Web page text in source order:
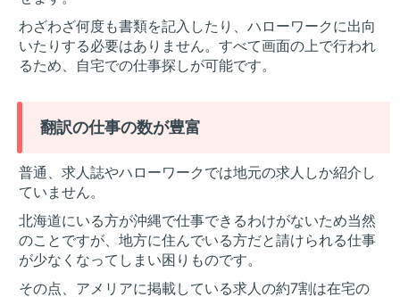
わざわざ何度も書類を記入したり、ハローワークに出向
いたりする必要はありません。すべて画面の上で行われ
るため、自宅での仕事探しが可能です。
翻訳の仕事の数が豊富
普通、求人誌やハローワークでは地元の求人しか紹介し
ていません。
北海道にいる方が沖縄で仕事できるわけがないため当然
のことですが、地方に住んでいる方だと請けられる仕事
が少なくなってしまい困りものです。
その点、アメリアに掲載している求人の約7割は在宅の